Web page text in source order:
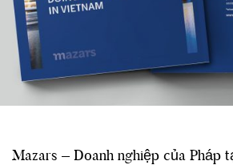
Mazars – Doanh nghiệp của Pháp